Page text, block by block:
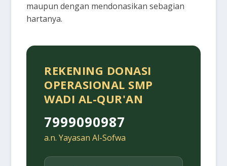
maupun dengan mendonasikan sebagian
hartanya.
REKENING DONASI
OPERASIONAL SMP
WADI AL-QUR'AN
7999090987
a.n. Yayasan Al-Sofwa